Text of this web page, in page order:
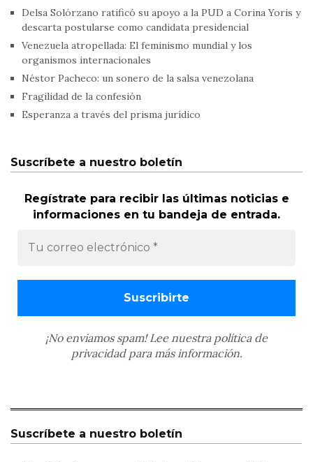
Delsa Solórzano ratificó su apoyo a la PUD a Corina Yoris y
descarta postularse como candidata presidencial
Venezuela atropellada: El feminismo mundial y los
organismos internacionales
Néstor Pacheco: un sonero de la salsa venezolana
Fragilidad de la confesión
Esperanza a través del prisma jurídico
Suscríbete a nuestro boletín
Regístrate para recibir las últimas noticias e
informaciones en tu bandeja de entrada.
¡No enviamos spam! Lee nuestra política de
privacidadpara más información.
Suscríbete a nuestro boletín